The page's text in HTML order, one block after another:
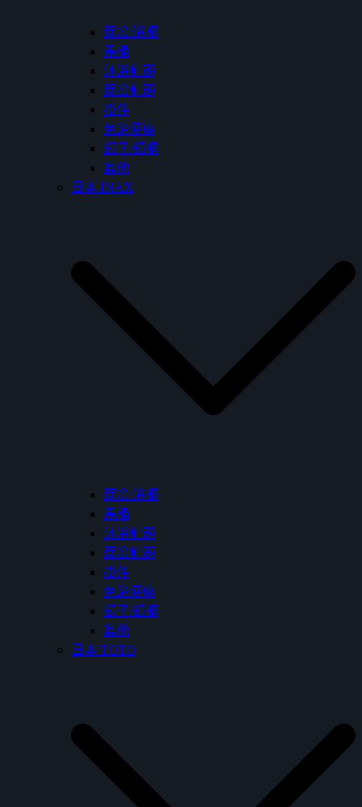
面盆/浴櫃
馬桶
沐浴龍頭
面盆龍頭
掛件
免治便座
鏡子/鏡櫃
其他
日本 INAX
面盆/浴櫃
馬桶
沐浴龍頭
面盆龍頭
掛件
免治便座
鏡子/鏡櫃
其他
日本 TOTO